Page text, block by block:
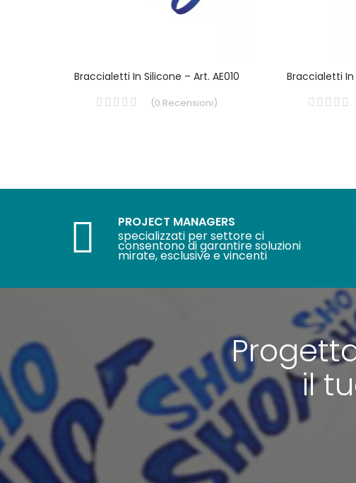
Braccialetti In Silicone – Art. AE010
(0 Recensioni)
Braccialetti In
PROJECT MANAGERS
specializzati per settore ci
consentono di garantire soluzioni
mirate, esclusive e vincenti
il